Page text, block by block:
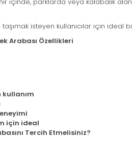
isteyen kullanıcılar için ideal
Arabası Özellikleri
kullanım
için ideal
Tercih Etmelisiniz?